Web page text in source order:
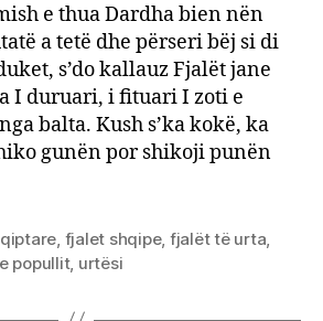
e thua Dardha bien nën
a tetë dhe përseri bëj si di
s’do kallauz Fjalët jane
I duruari, i fituari I zoti e
balta. Kush s’ka kokë, ka
gunën por shikoji punën
fjalet shqipe, fjalët të urta
popullit, urtësi